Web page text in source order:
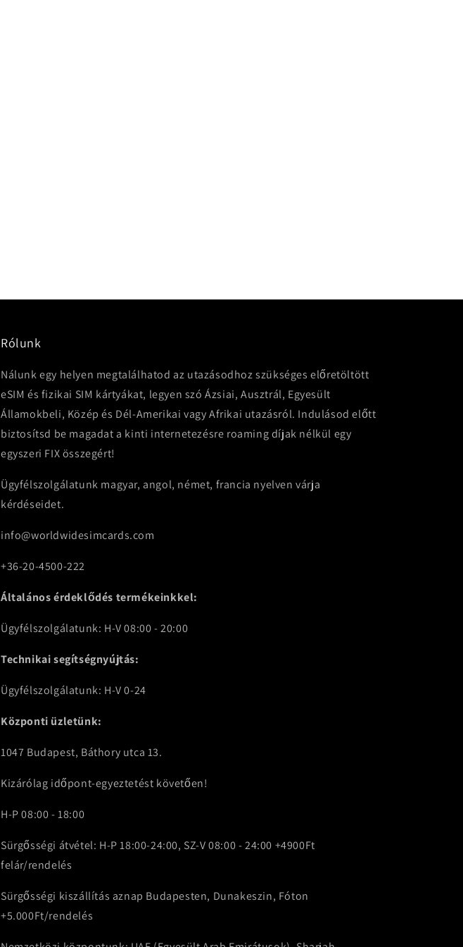
Rólunk
Nálunk egy helyen megtalálhatod az utazásodhoz szükséges előretöltött
eSIM és fizikai SIM kártyákat, legyen szó Ázsiai, Ausztrál, Egyesült
Államokbeli, Közép és Dél-Amerikai vagy Afrikai utazásról. Indulásod előtt
biztosítsd be magadat a kinti internetezésre roaming díjak nélkül egy
egyszeri FIX összegért!
Ügyfélszolgálatunk magyar, angol, német, francia nyelven várja
kérdéseidet.
info@worldwidesimcards.com
+36-20-4500-222
Általános érdeklődés termékeinkkel:
Ügyfélszolgálatunk: H-V 08:00 - 20:00
Technikai segítségnyújtás:
Ügyfélszolgálatunk: H-V 0-24
Központi üzletünk:
1047 Budapest, Báthory utca 13.
Kizárólag időpont-egyeztetést követően!
H-P 08:00 - 18:00
Sürgősségi átvétel: H-P 18:00-24:00, SZ-V 08:00 - 24:00 +4900Ft
felár/rendelés
Sürgősségi kiszállítás aznap Budapesten, Dunakeszin, Fóton
+5.000Ft/rendelés